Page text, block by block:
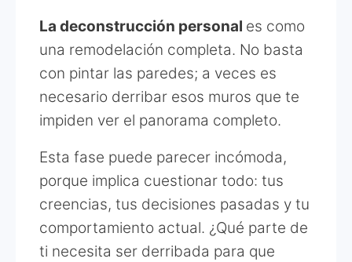
La deconstrucción personal es como
una remodelación completa. No basta
con pintar las paredes; a veces es
necesario derribar esos muros que te
impiden ver el panorama completo.
Esta fase puede parecer incómoda,
porque implica cuestionar todo: tus
creencias, tus decisiones pasadas y tu
comportamiento actual. ¿Qué parte de
ti necesita ser derribada para que